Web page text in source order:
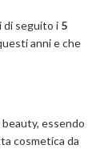
di seguito i 5
anni e che
essendo
cosmetica da